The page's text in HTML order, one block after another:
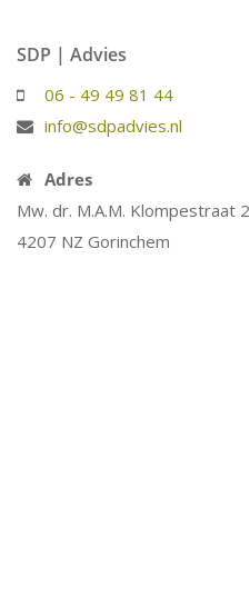
SDP | Advies
06 - 49 49 81 44
info@sdpadvies.nl
Adres
Mw. dr. M.A.M. Klompestraat 2
4207 NZ Gorinchem